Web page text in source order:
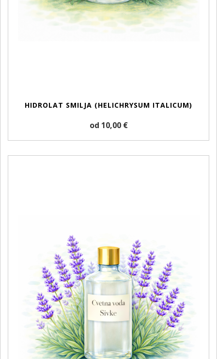
HIDROLAT SMILJA (HELICHRYSUM ITALICUM)
od 10,00 €